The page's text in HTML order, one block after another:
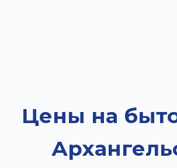
Цены на